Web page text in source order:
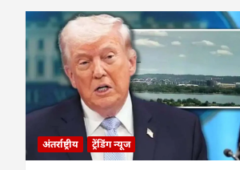
अंतर्राष्ट्रीय ट्रेंडिंग न्यूज